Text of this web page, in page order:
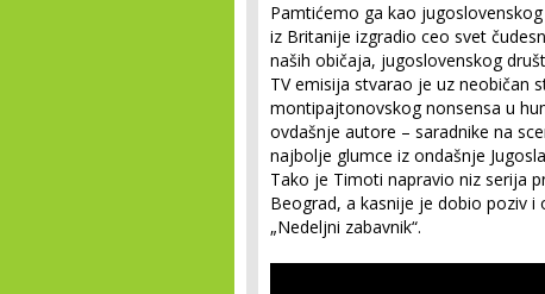
Pamtićemo ga kao
iz Britanije izgradio ceo svet
naših običaja, jugoslovenskog
TV emisija stvarao je uz neobičan
montipajtonovskog nonsensa u
ovdašnje autore – saradnike na
najbolje glumce iz ondašnje
Tako je Timoti napravio niz serija
Beograd, a kasnije je dobio poziv
„Nedeljni zabavnik“.